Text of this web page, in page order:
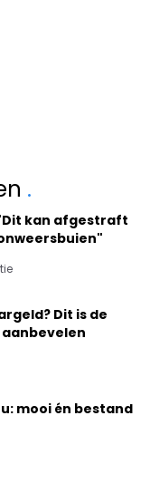
.
kan afgestraft
Dit is de
mooi én bestand